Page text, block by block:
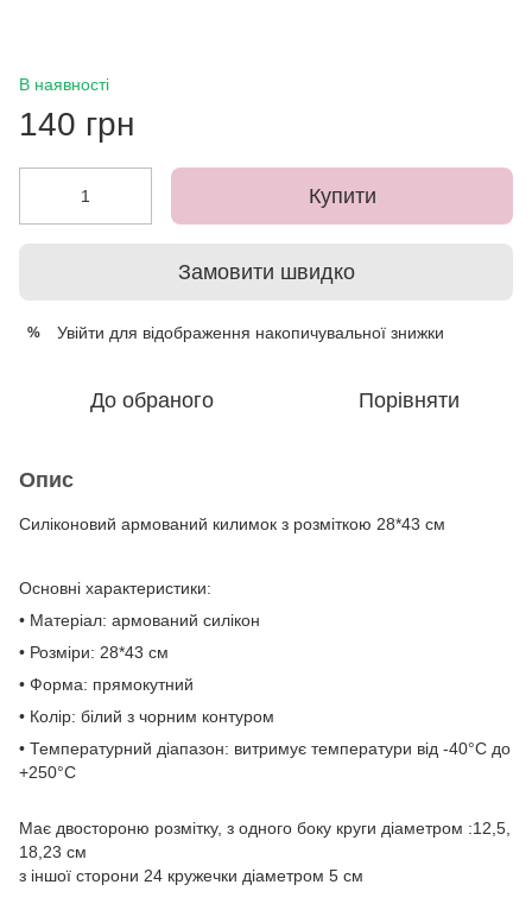
В наявності
140 грн
Купити
Замовити швидко
% Увійти для відображення накопичувальної знижки
До обраного Порівняти
Опис
Силіконовий армований килимок з розміткою 28*43 см
Основні характеристики:
• Матеріал: армований силікон
• Розміри: 28*43 см
• Форма: прямокутний
• Колір: білий з чорним контуром
• Температурний діапазон: витримує температури від -40°C до
+250°C
Має двостороню розмітку, з одного боку круги діаметром :12,5,
18,23 см
з іншої сторони 24 кружечки діаметром 5 см